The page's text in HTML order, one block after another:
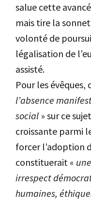
salue cette
mais tire la
volonté de
légalisation de
assisté.
Pour les évêques,
l’absence
social » sur ce
croissante parmi
forcer l’adoption
constituerait «
irrespect
humaines,